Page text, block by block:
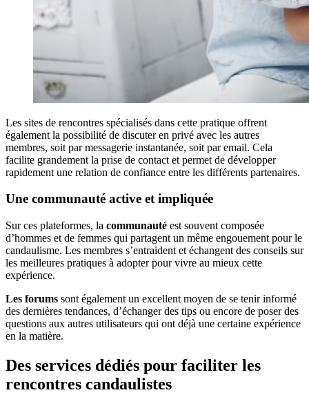
Les sites de rencontres spécialisés dans cette pratique offrent
également la possibilité de discuter en privé avec les autres
membres, soit par messagerie instantanée, soit par email. Cela
facilite grandement la prise de contact et permet de développer
rapidement une relation de confiance entre les différents partenaires.
Une communauté active et impliquée
Sur ces plateformes, la communauté est souvent composée
d’hommes et de femmes qui partagent un même engouement pour le
candaulisme. Les membres s’entraident et échangent des conseils sur
les meilleures pratiques à adopter pour vivre au mieux cette
expérience.
Les forums sont également un excellent moyen de se tenir informé
des dernières tendances, d’échanger des tips ou encore de poser des
questions aux autres utilisateurs qui ont déjà une certaine expérience
en la matière.
Des services dédiés pour faciliter les
rencontres candaulistes